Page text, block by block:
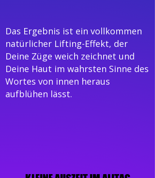
Das Ergebnis ist ein vollkommen
natürlicher Lifting-Effekt, der
Deine Züge weich zeichnet und
Deine Haut im wahrsten Sinne des
Wortes von innen heraus
aufblühen lässt.